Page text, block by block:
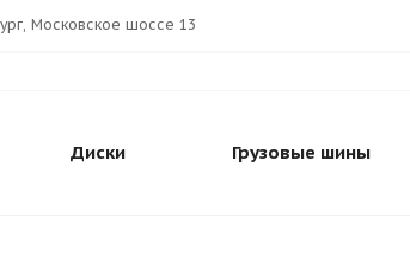
Московское шоссе 13
Диски Грузовые шины